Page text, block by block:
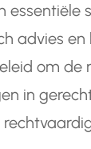
essentiële
advies
om de
in